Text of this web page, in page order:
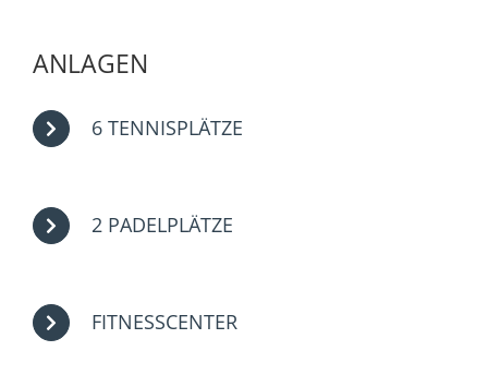
ANLAGEN
6 TENNISPLÄTZE
2 PADELPLÄTZE
FITNESSCENTER